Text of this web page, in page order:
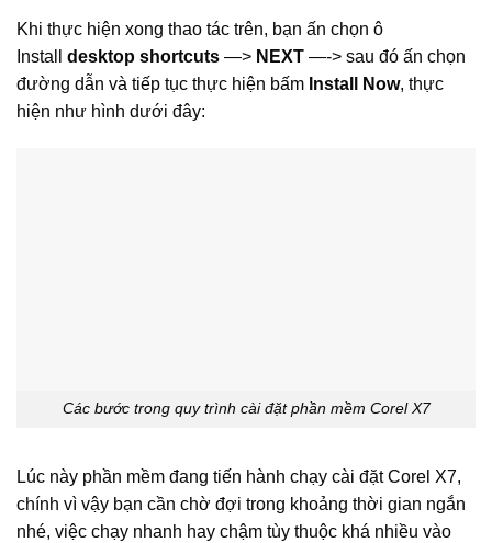
Khi thực hiện xong thao tác trên, bạn ấn chọn ô
Install desktop shortcuts —> NEXT —-> sau đó ấn chọn
đường dẫn và tiếp tục thực hiện bấm Install Now, thực
hiện như hình dưới đây:
Các bước trong quy trình cài đặt phần mềm Corel X7
Lúc này phần mềm đang tiến hành chạy cài đặt Corel X7,
chính vì vậy bạn cần chờ đợi trong khoảng thời gian ngắn
nhé, việc chạy nhanh hay chậm tùy thuộc khá nhiều vào